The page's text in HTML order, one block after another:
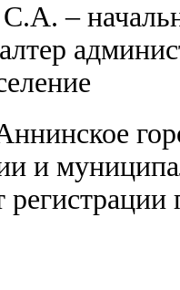
–
и
регистрации